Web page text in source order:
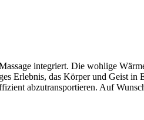
integriert. Die wohlige
Erlebnis, das Körper und Geist
abzutransportieren. Auf